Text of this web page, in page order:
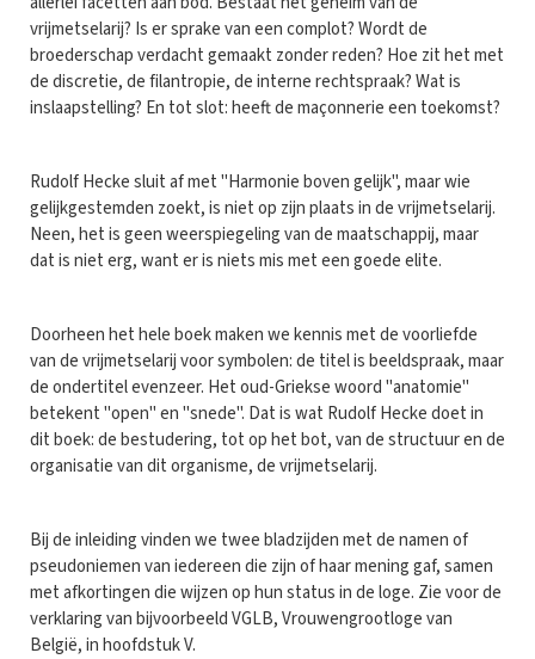
vrijmetselarij? Is er sprake van een complot? Wordt de
broederschap verdacht gemaakt zonder reden? Hoe zit het met
de discretie, de filantropie, de interne rechtspraak? Wat is
inslaapstelling? En tot slot: heeft de maçonnerie een toekomst?
Rudolf Hecke sluit af met "Harmonie boven gelijk", maar wie
gelijkgestemden zoekt, is niet op zijn plaats in de vrijmetselarij.
Neen, het is geen weerspiegeling van de maatschappij, maar
dat is niet erg, want er is niets mis met een goede elite.
Doorheen het hele boek maken we kennis met de voorliefde
van de vrijmetselarij voor symbolen: de titel is beeldspraak, maar
de ondertitel evenzeer. Het oud-Griekse woord "anatomie"
betekent "open" en "snede". Dat is wat Rudolf Hecke doet in
dit boek: de bestudering, tot op het bot, van de structuur en de
organisatie van dit organisme, de vrijmetselarij.
Bij de inleiding vinden we twee bladzijden met de namen of
pseudoniemen van iedereen die zijn of haar mening gaf, samen
met afkortingen die wijzen op hun status in de loge. Zie voor de
verklaring van bijvoorbeeld VGLB, Vrouwengrootloge van
België, in hoofdstuk V.